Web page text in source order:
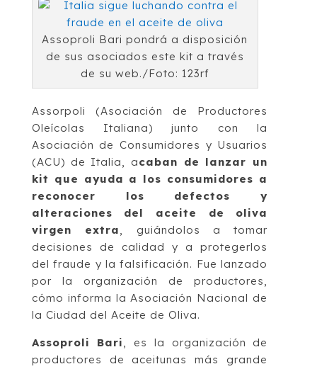
Assoproli Bari pondrá a disposición
de sus asociados este kit a través
de su web./Foto: 123rf
Assorpoli (Asociación de Productores
Oleícolas Italiana) junto con la
Asociación de Consumidores y Usuarios
(ACU) de Italia, acaban de lanzar un
kit que ayuda a los consumidores a
reconocer los defectos y
alteraciones del aceite de oliva
virgen extra, guiándolos a tomar
decisiones de calidad y a protegerlos
del fraude y la falsificación. Fue lanzado
por la organización de productores,
cómo informa la Asociación Nacional de
la Ciudad del Aceite de Oliva.
Assoproli Bari, es la organización de
productores de aceitunas más grande